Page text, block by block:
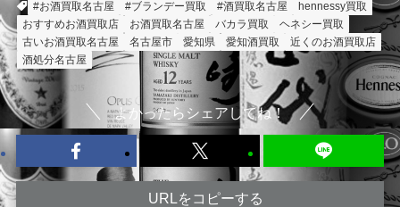
#お酒買取名古屋
#ブランデー買取 #酒買取名古屋
hennessy買取
おすすめお酒買取店
お酒買取名古屋 バカラ買取
ヘネシー買取
古いお酒買取名古屋
名古屋市 愛知県 愛知酒買取
近くのお酒買取店
酒処分名古屋
よかったらシェアしてね！
URLをコピーする